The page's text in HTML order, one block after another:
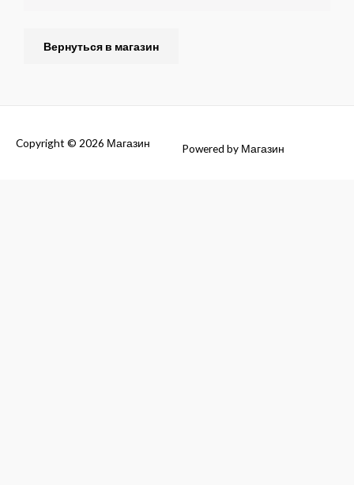
Вернуться в магазин
Copyright © 2026 Магазин Powered by Магазин